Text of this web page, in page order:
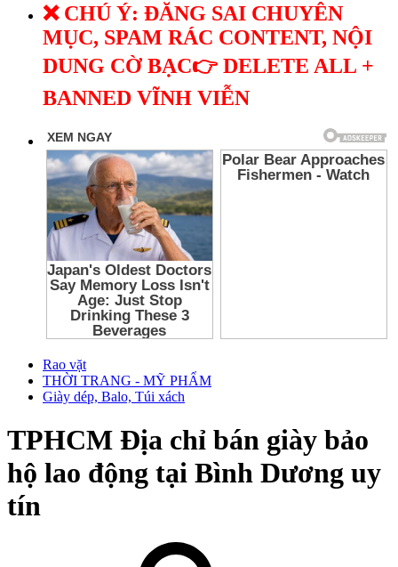
❌ CHÚ Ý: ĐĂNG SAI CHUYÊN
MỤC, SPAM RÁC CONTENT, NỘI
DUNG CỜ BẠC👉 DELETE ALL +
BANNED VĨNH VIỄN
Rao vặt
THỜI TRANG - MỸ PHẨM
Giày dép, Balo, Túi xách
TPHCM Địa chỉ bán giày bảo
hộ lao động tại Bình Dương uy
tín